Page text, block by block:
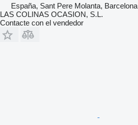
España, Sant Pere Molanta, Barcelona
LAS COLINAS OCASION, S.L.
Contacte con el vendedor